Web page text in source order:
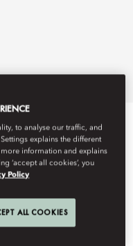
งอาหาร สุขภาพที่ดี
to analyse our traffic, and
explains the different
information and explains
‘accept all cookies’, you
Policy
ALL COOKIES